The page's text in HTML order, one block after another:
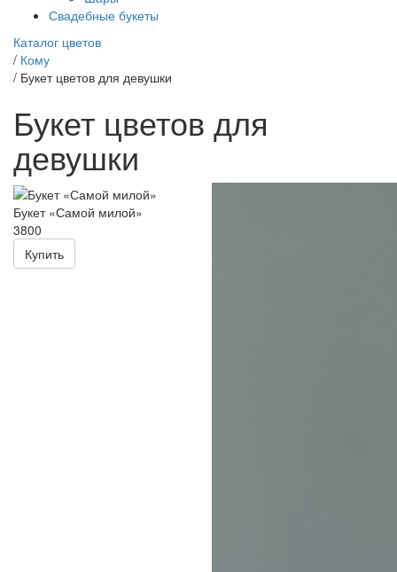
Свадебные букеты
Каталог цветов
/ Кому
/ Букет цветов для девушки
Букет цветов для
девушки
Букет «Самой милой»
3800
Купить